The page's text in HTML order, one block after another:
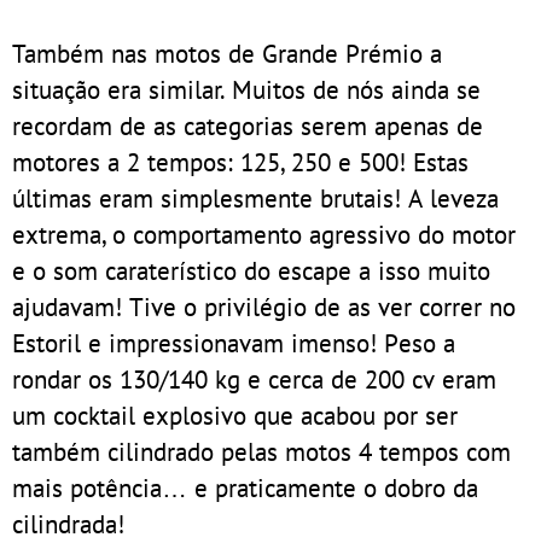
Também nas motos de Grande Prémio a
situação era similar. Muitos de nós ainda se
recordam de as categorias serem apenas de
motores a 2 tempos: 125, 250 e 500! Estas
últimas eram simplesmente brutais! A leveza
extrema, o comportamento agressivo do motor
e o som caraterístico do escape a isso muito
ajudavam! Tive o privilégio de as ver correr no
Estoril e impressionavam imenso! Peso a
rondar os 130/140 kg e cerca de 200 cv eram
um cocktail explosivo que acabou por ser
também cilindrado pelas motos 4 tempos com
mais potência… e praticamente o dobro da
cilindrada!